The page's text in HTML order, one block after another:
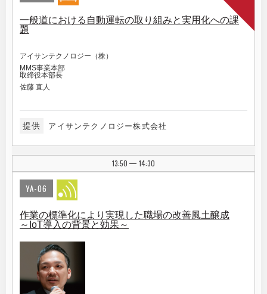
一般道における自動運転の取り組みと実用化への課
題
アイサンテクノロジー（株）
MMS事業本部
取締役本部長
佐藤 直人
提供 アイサンテクノロジー株式会社
13:50 | 14:30
YA-06
作業の標準化により実現した職場の改善風土醸成
～IoT導入の背景と効果～